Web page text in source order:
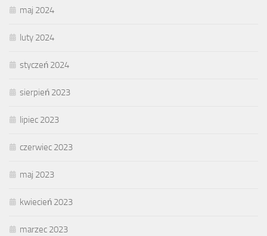
maj 2024
luty 2024
styczeń 2024
sierpień 2023
lipiec 2023
czerwiec 2023
maj 2023
kwiecień 2023
marzec 2023